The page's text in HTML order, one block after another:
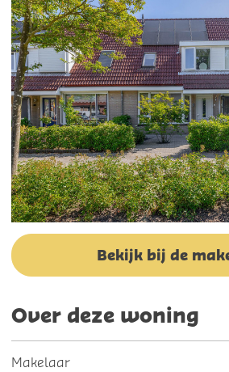
Bekijk bij de
Over deze woning
Makelaar